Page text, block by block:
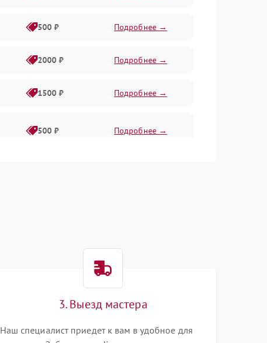
500 ₽ Подробнее →
2000 ₽ Подробнее →
1500 ₽ Подробнее →
500 ₽ Подробнее →
3. Выезд мастера
Наш специалист приедет к вам в удобное для